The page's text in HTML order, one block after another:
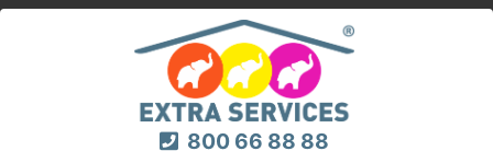
800 66 88 88